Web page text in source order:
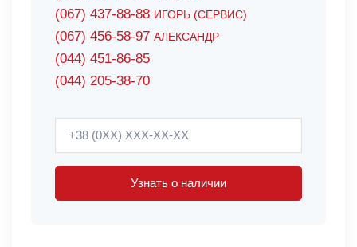
(067) 437-88-88 ИГОРЬ (СЕРВИС)
(067) 456-58-97 АЛЕКСАНДР
(044) 451-86-85
(044) 205-38-70
Узнать о наличии